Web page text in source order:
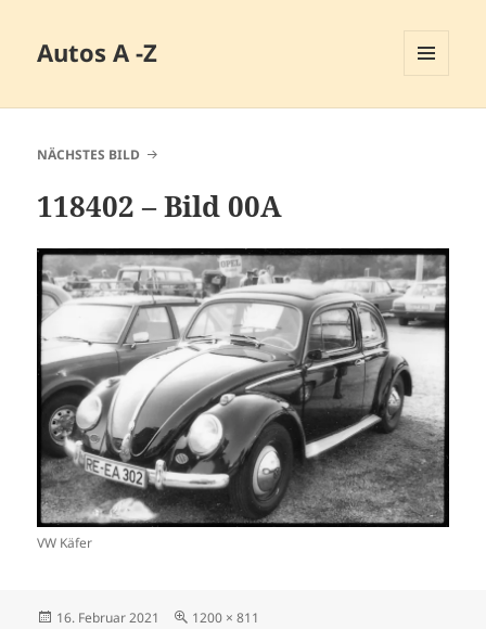
Autos A -Z
NÄCHSTES BILD
118402 – Bild 00A
VW Käfer
Veröffentlicht
16. Februar 2021 Originalgröße
1200 × 811